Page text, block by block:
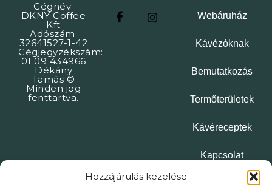
Hozzájárulás kezelése
Cégnév:
DKNY Coffee
Kft
Adószám:
32641527-1-42
Cégjegyzékszám:
01 09 434966
Dékány
Tamás ©
Minden jog
fenttartva.
Webáruház
Kávézóknak
Bemutatkozás
Termőterületek
Kávéreceptek
Kapcsolat